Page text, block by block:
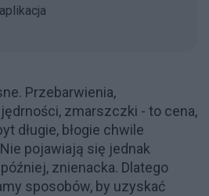
Przebarwienia,
zmarszczki - to cena,
długie, błogie chwile
pojawiają się jednak
znienacka. Dlatego
sposobów, by uzyskać